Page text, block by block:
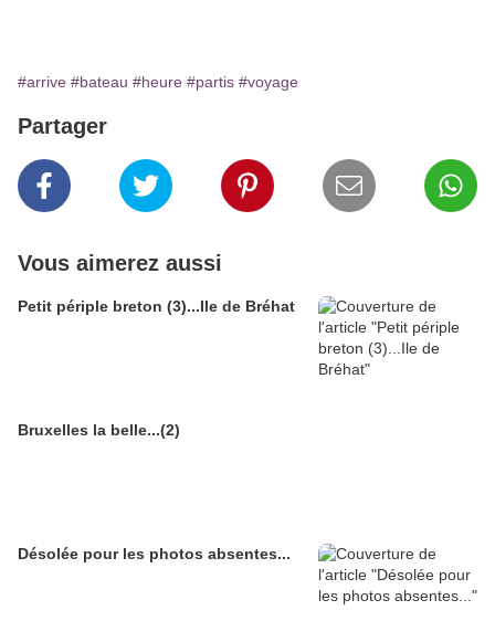
#arrive #bateau #heure #partis #voyage
Partager
Vous aimerez aussi
Petit périple breton (3)...Ile de Bréhat
Bruxelles la belle...(2)
Désolée pour les photos absentes...